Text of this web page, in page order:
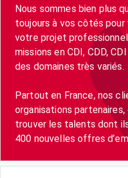
Nous sommes bien plus
toujours à vos côtés pour
votre projet
missions en CDI, CDD,
des domaines très variés.
Partout en France, nos
organisations
trouver les talents dont
400 nouvelles offres